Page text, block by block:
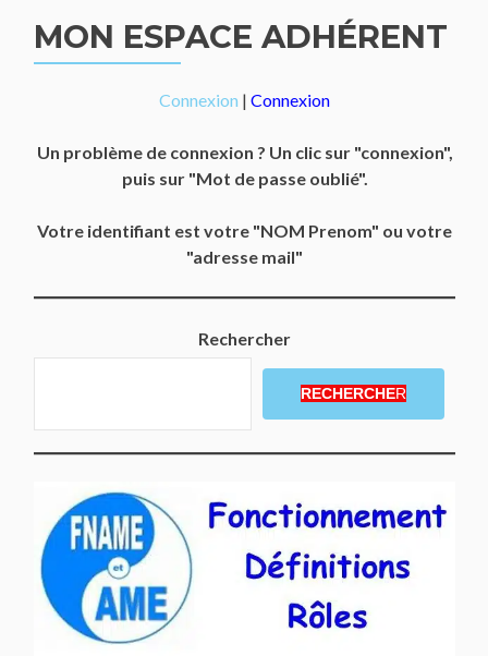
MON ESPACE ADHÉRENT
Connexion | Connexion
Un problème de connexion ? Un clic sur "connexion",
puis sur "Mot de passe oublié".
Votre identifiant est votre "NOM Prenom" ou votre
"adresse mail"
Rechercher
RECHERCHER